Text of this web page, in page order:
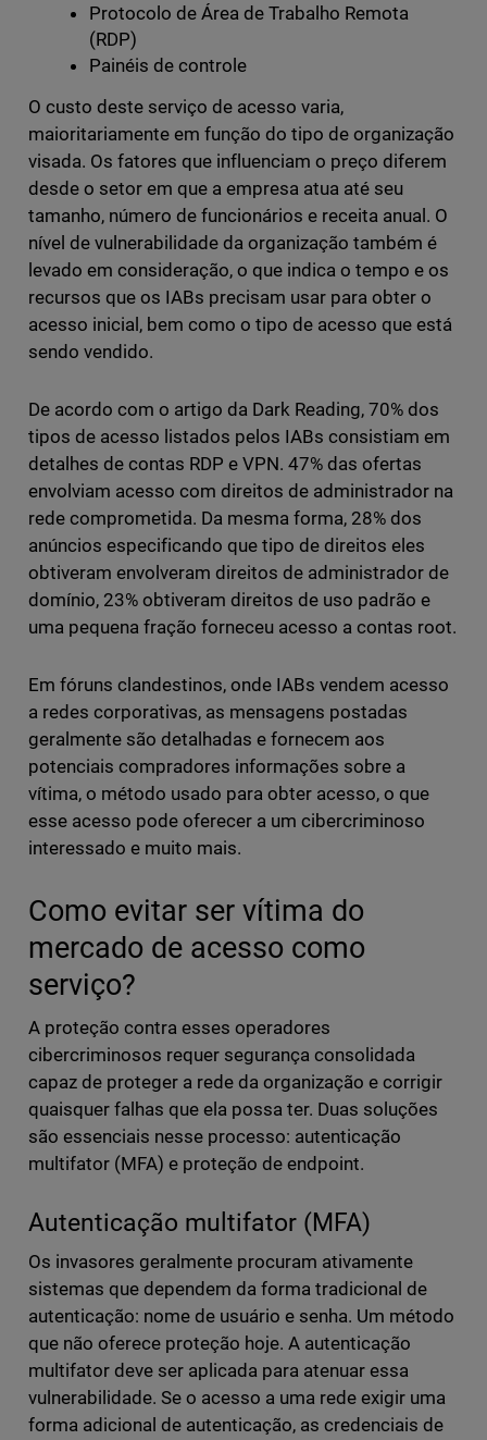
Protocolo de Área de Trabalho Remota
(RDP)
Painéis de controle
O custo deste serviço de acesso varia,
maioritariamente em função do tipo de organização
visada. Os fatores que influenciam o preço diferem
desde o setor em que a empresa atua até seu
tamanho, número de funcionários e receita anual. O
nível de vulnerabilidade da organização também é
levado em consideração, o que indica o tempo e os
recursos que os IABs precisam usar para obter o
acesso inicial, bem como o tipo de acesso que está
sendo vendido.
De acordo com o artigo da Dark Reading, 70% dos
tipos de acesso listados pelos IABs consistiam em
detalhes de contas RDP e VPN. 47% das ofertas
envolviam acesso com direitos de administrador na
rede comprometida. Da mesma forma, 28% dos
anúncios especificando que tipo de direitos eles
obtiveram envolveram direitos de administrador de
domínio, 23% obtiveram direitos de uso padrão e
uma pequena fração forneceu acesso a contas root.
Em fóruns clandestinos, onde IABs vendem acesso
a redes corporativas, as mensagens postadas
geralmente são detalhadas e fornecem aos
potenciais compradores informações sobre a
vítima, o método usado para obter acesso, o que
esse acesso pode oferecer a um cibercriminoso
interessado e muito mais.
Como evitar ser vítima do
mercado de acesso como
serviço?
A proteção contra esses operadores
cibercriminosos requer segurança consolidada
capaz de proteger a rede da organização e corrigir
quaisquer falhas que ela possa ter. Duas soluções
são essenciais nesse processo: autenticação
multifator (MFA) e proteção de endpoint.
Autenticação multifator (MFA)
Os invasores geralmente procuram ativamente
sistemas que dependem da forma tradicional de
autenticação: nome de usuário e senha. Um método
que não oferece proteção hoje. A autenticação
multifator deve ser aplicada para atenuar essa
vulnerabilidade. Se o acesso a uma rede exigir uma
forma adicional de autenticação, as credenciais de